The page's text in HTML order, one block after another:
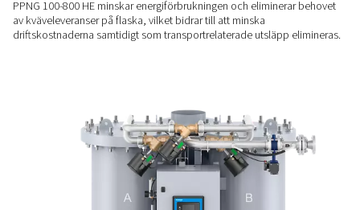
LÄGRE ELKOSTNADER
exceptionella luftfaktorer vid full belastning och sparar upp
energi under perioder med låg efterfrågan tack vare
HÅLLBART ALTERNATIV